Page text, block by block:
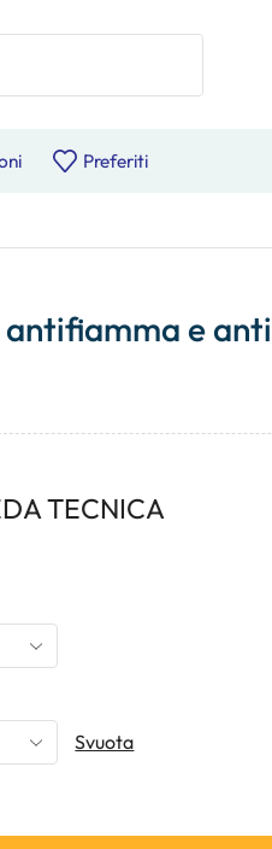
Preferiti
e
TECNICA
Svuota